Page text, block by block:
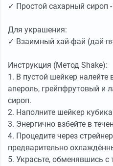
✓ Простой сахарный сироп
Для украшения:
✓ Взаимный хай-фай (дай
Инструкция (Метод Shake):
1. В пустой шейкер налейте
апероль, грейпфрутовый и
сироп.
2. Наполните шейкер
3. Энергично взбейте в
4. Процедите через
предварительно
5. Украсьте, обменявшись